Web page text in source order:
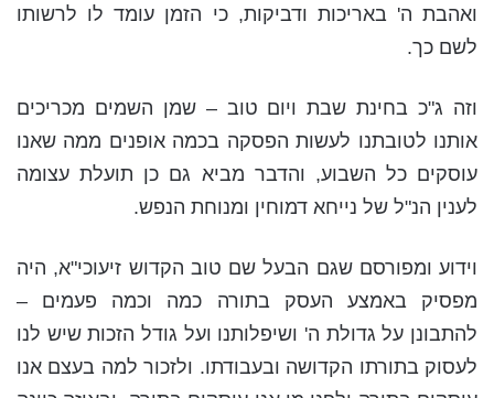
ואהבת ה' באריכות ודביקות, כי הזמן עומד לו לרשותו
לשם כך.
וזה ג"כ בחינת שבת ויום טוב – שמן השמים מכריכים
אותנו לטובתנו לעשות הפסקה בכמה אופנים ממה שאנו
עוסקים כל השבוע, והדבר מביא גם כן תועלת עצומה
לענין הנ"ל של נייחא דמוחין ומנוחת הנפש.
וידוע ומפורסם שגם הבעל שם טוב הקדוש זיעוכי"א, היה
מפסיק באמצע העסק בתורה כמה וכמה פעמים –
להתבונן על גדולת ה' ושיפלותנו ועל גודל הזכות שיש לנו
לעסוק בתורתו הקדושה ובעבודתו. ולזכור למה בעצם אנו